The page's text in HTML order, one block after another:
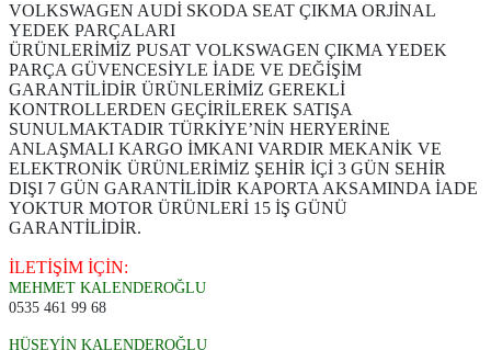
VOLKSWAGEN AUDİ SKODA SEAT ÇIKMA ORJİNAL
YEDEK PARÇALARI
ÜRÜNLERİMİZ PUSAT VOLKSWAGEN ÇIKMA YEDEK
PARÇA GÜVENCESİYLE İADE VE DEĞİŞİM
GARANTİLİDİR ÜRÜNLERİMİZ GEREKLİ
KONTROLLERDEN GEÇİRİLEREK SATIŞA
SUNULMAKTADIR TÜRKİYE’NİN HERYERİNE
ANLAŞMALI KARGO İMKANI VARDIR MEKANİK VE
ELEKTRONİK ÜRÜNLERİMİZ ŞEHİR İÇİ 3 GÜN SEHİR
DIŞI 7 GÜN GARANTİLİDİR KAPORTA AKSAMINDA İADE
YOKTUR MOTOR ÜRÜNLERİ 15 İŞ GÜNÜ
GARANTİLİDİR.
İLETİŞİM İÇİN:
MEHMET KALENDEROĞLU
0535 461 99 68
HÜSEYİN KALENDEROĞLU